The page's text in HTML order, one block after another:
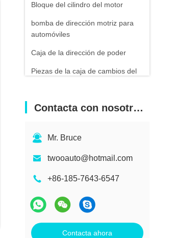
Bloque del cilindro del motor
bomba de dirección motriz para
automóviles
Caja de la dirección de poder
Piezas de la caja de cambios del
Equipo de ingeniería de la
Contacta con nosotros
Mr. Bruce
twooauto@hotmail.com
+86-185-7643-6547
Contacta ahora